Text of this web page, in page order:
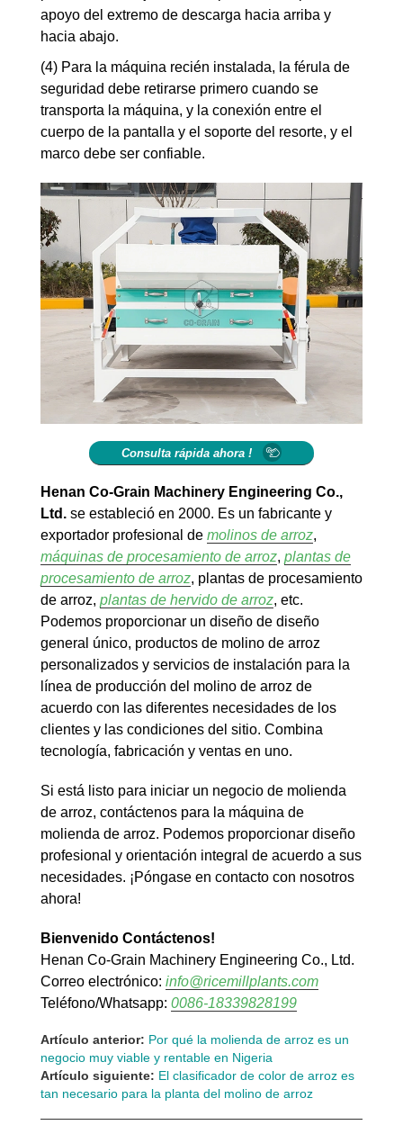
apoyo del extremo de descarga hacia arriba y
hacia abajo.
(4) Para la máquina recién instalada, la férula de
seguridad debe retirarse primero cuando se
transporta la máquina, y la conexión entre el
cuerpo de la pantalla y el soporte del resorte, y el
marco debe ser confiable.
Consulta rápida ahora !
Henan Co-Grain Machinery Engineering Co.,
Ltd. se estableció en 2000. Es un fabricante y
exportador profesional de molinos de arroz,
máquinas de procesamiento de arroz, plantas de
procesamiento de arroz, plantas de procesamiento
de arroz, plantas de hervido de arroz, etc.
Podemos proporcionar un diseño de diseño
general único, productos de molino de arroz
personalizados y servicios de instalación para la
línea de producción del molino de arroz de
acuerdo con las diferentes necesidades de los
clientes y las condiciones del sitio. Combina
tecnología, fabricación y ventas en uno.
Si está listo para iniciar un negocio de molienda
de arroz, contáctenos para la máquina de
molienda de arroz. Podemos proporcionar diseño
profesional y orientación integral de acuerdo a sus
necesidades. ¡Póngase en contacto con nosotros
ahora!
Bienvenido Contáctenos!
Henan Co-Grain Machinery Engineering Co., Ltd.
Correo electrónico: info@ricemillplants.com
Teléfono/Whatsapp: 0086-18339828199
Artículo anterior: Por qué la molienda de arroz es un
negocio muy viable y rentable en Nigeria
Artículo siguiente: El clasificador de color de arroz es
tan necesario para la planta del molino de arroz